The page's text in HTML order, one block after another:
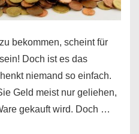
bekommen, scheint für
Doch ist es das
niemand so einfach.
Geld meist nur geliehen,
gekauft wird. Doch …